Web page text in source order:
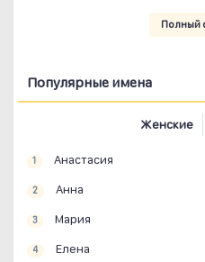
Полный
Популярные имена
Женские
1 Анастасия
2 Анна
3 Мария
4 Елена